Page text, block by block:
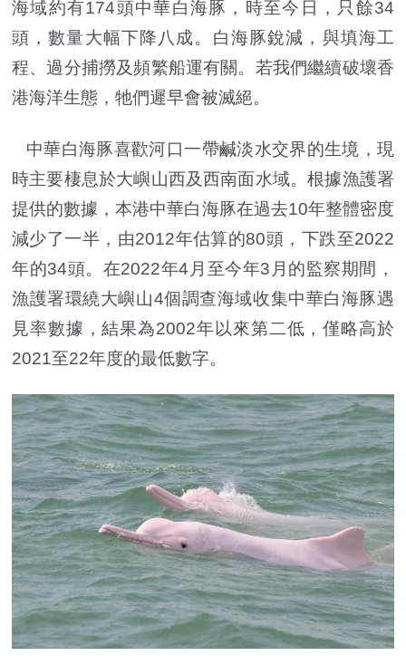
海域約有174頭中華白海豚，時至今日，只餘34
頭，數量大幅下降八成。白海豚銳減，與填海工
程、過分捕撈及頻繁船運有關。若我們繼續破壞香
港海洋生態，牠們遲早會被滅絕。
中華白海豚喜歡河口一帶鹹淡水交界的生境，現
時主要棲息於大嶼山西及西南面水域。根據漁護署
提供的數據，本港中華白海豚在過去10年整體密度
減少了一半，由2012年估算的80頭，下跌至2022
年的34頭。在2022年4月至今年3月的監察期間，
漁護署環繞大嶼山4個調查海域收集中華白海豚遇
見率數據，結果為2002年以來第二低，僅略高於
2021至22年度的最低數字。